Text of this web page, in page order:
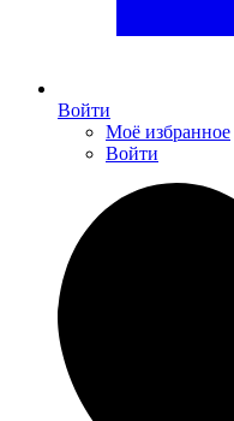
Войти
Моё избранное
Войти